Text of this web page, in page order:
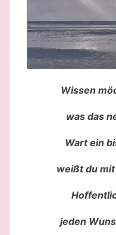
Wissen
was das
Wart ein
weißt du
jeden